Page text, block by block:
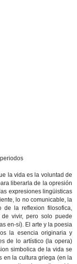
la vida es la voluntad de
liberarla de la opresión
expresiones lingüisticas
lo no comunicable, la
de la reflexion filosofica,
vivir, pero solo puede
en-sí). El arte y la poesia
la esencia originaria y
de lo artístico (la opera)
simbolica de la vida se
en la cultura griega (en la